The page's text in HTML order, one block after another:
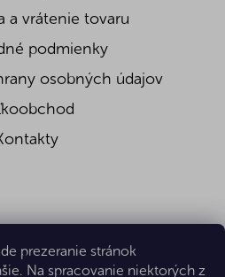
prezeranie stránok
Na spracovanie niektorých z
a vrátenie tovaru
podmienky
osobných údajov